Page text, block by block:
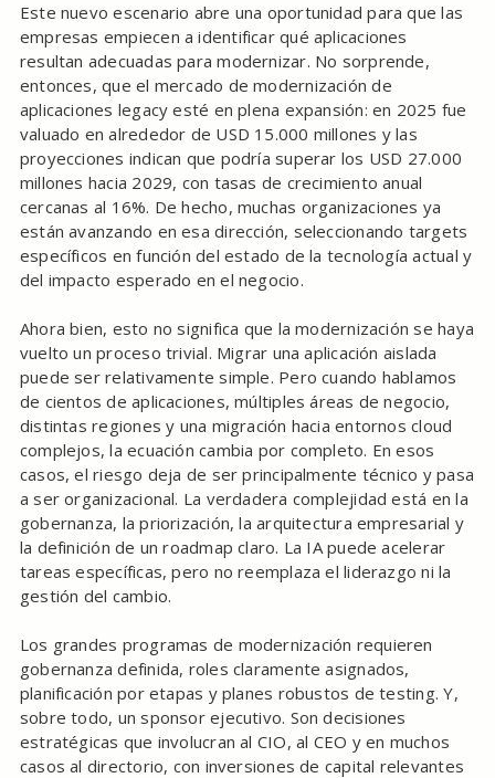
Este nuevo escenario abre una oportunidad para que las
empresas empiecen a identificar qué aplicaciones
resultan adecuadas para modernizar. No sorprende,
entonces, que el mercado de modernización de
aplicaciones legacy esté en plena expansión: en 2025 fue
valuado en alrededor de USD 15.000 millones y las
proyecciones indican que podría superar los USD 27.000
millones hacia 2029, con tasas de crecimiento anual
cercanas al 16%. De hecho, muchas organizaciones ya
están avanzando en esa dirección, seleccionando targets
específicos en función del estado de la tecnología actual y
del impacto esperado en el negocio.
Ahora bien, esto no significa que la modernización se haya
vuelto un proceso trivial. Migrar una aplicación aislada
puede ser relativamente simple. Pero cuando hablamos
de cientos de aplicaciones, múltiples áreas de negocio,
distintas regiones y una migración hacia entornos cloud
complejos, la ecuación cambia por completo. En esos
casos, el riesgo deja de ser principalmente técnico y pasa
a ser organizacional. La verdadera complejidad está en la
gobernanza, la priorización, la arquitectura empresarial y
la definición de un roadmap claro. La IA puede acelerar
tareas específicas, pero no reemplaza el liderazgo ni la
gestión del cambio.
Los grandes programas de modernización requieren
gobernanza definida, roles claramente asignados,
planificación por etapas y planes robustos de testing. Y,
sobre todo, un sponsor ejecutivo. Son decisiones
estratégicas que involucran al CIO, al CEO y en muchos
casos al directorio, con inversiones de capital relevantes